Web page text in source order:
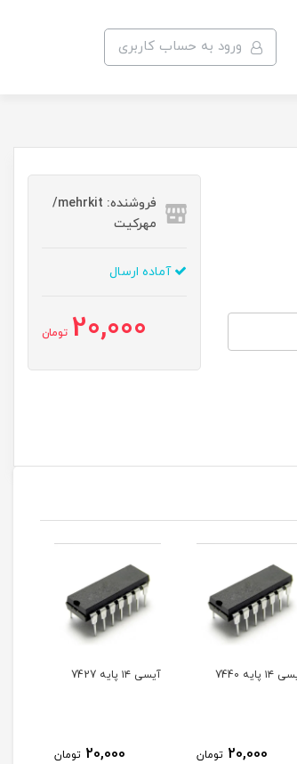
ورود به حساب کاربری
فروشنده: mehrkit/
مهرکیت
آماده ارسال
20,000 تومان
آیسی ۱۴ پایه 7427
20,000 تومان
آیسی ۱۴ پایه 7420
20,000 تومان